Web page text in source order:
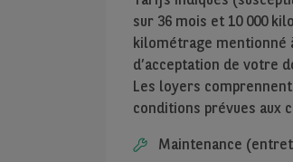
sur 36 mois et 10 000
kilométrage mentionné
d’acceptation de votre
Les loyers
conditions prévues aux
Maintenance